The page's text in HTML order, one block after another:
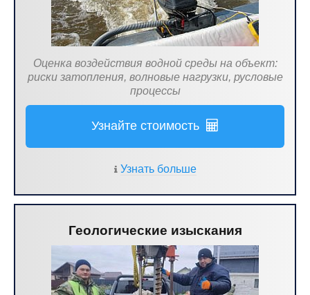
Оценка воздействия водной среды на объект:
риски затопления, волновые нагрузки, русловые
процессы
Узнайте стоимость
Узнать больше
Геологические изыскания